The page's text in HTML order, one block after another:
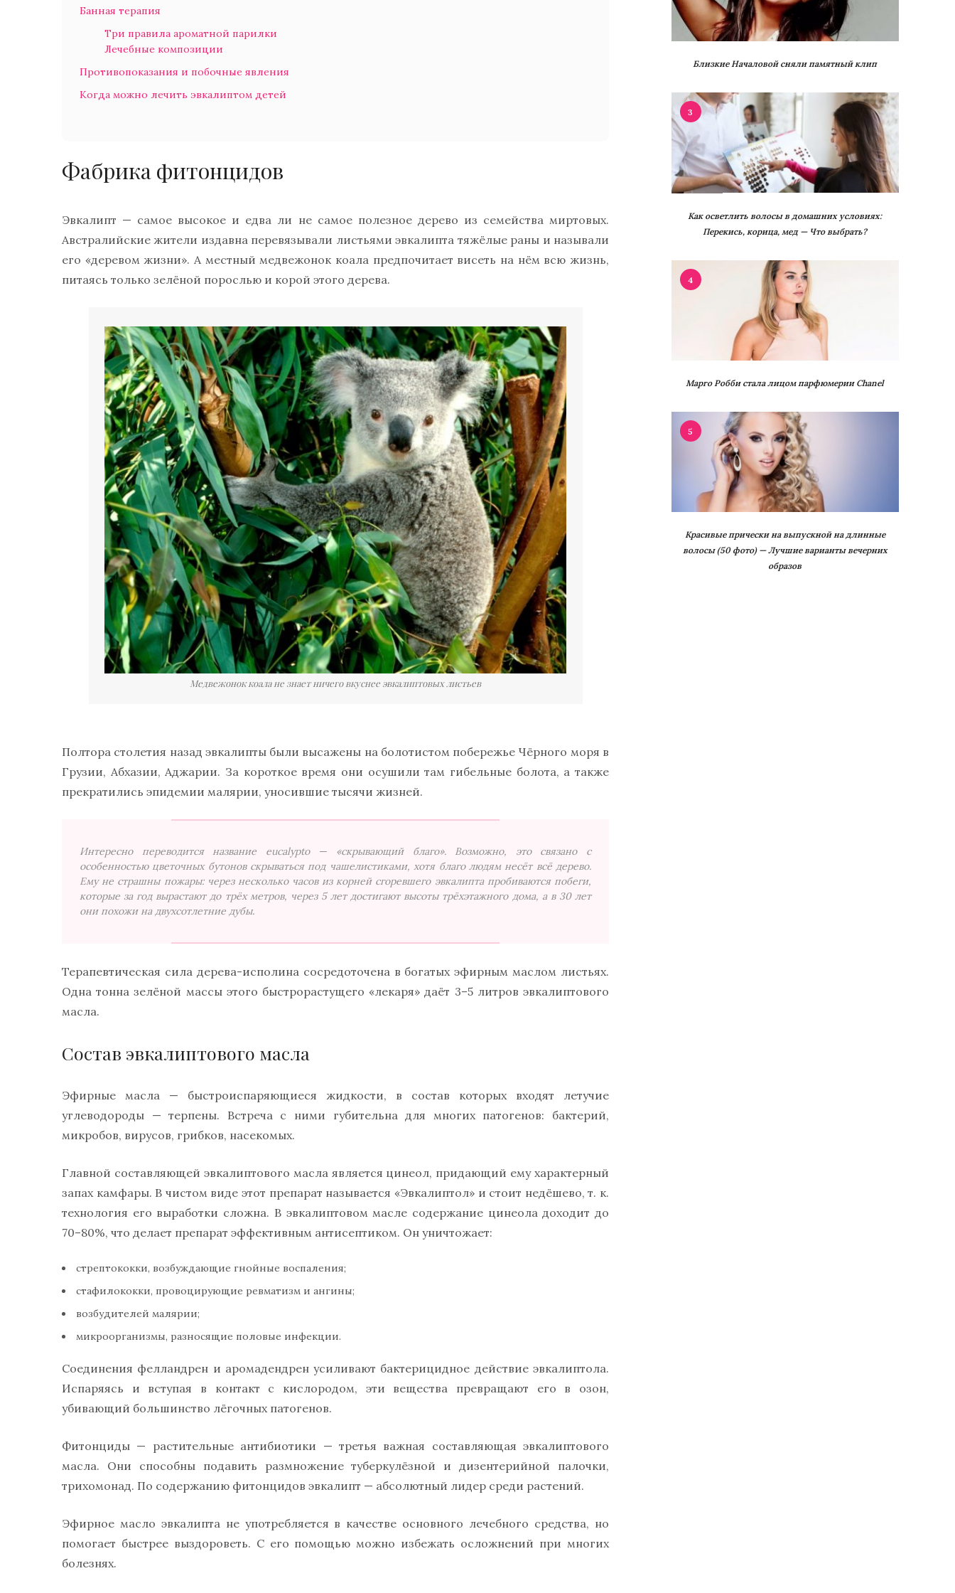
Банная терапия
Три правила ароматной парилки
Лечебные композиции
Противопоказания и побочные явления
Когда можно лечить эвкалиптом детей
Фабрика фитонцидов
Эвкалипт — самое высокое и едва ли не самое полезное дерево из семейства миртовых.
Австралийские жители издавна перевязывали листьями эвкалипта тяжёлые раны и называли
его «деревом жизни». А местный медвежонок коала предпочитает висеть на нём всю жизнь,
питаясь только зелёной порослью и корой этого дерева.
Медвежонок коала не знает ничего вкуснее эвкалиптовых листьев
Полтора столетия назад эвкалипты были высажены на болотистом побережье Чёрного моря в
Грузии, Абхазии, Аджарии. За короткое время они осушили там гибельные болота, а также
прекратились эпидемии малярии, уносившие тысячи жизней.
Интересно переводится название eucalypto — «скрывающий благо». Возможно, это связано с
особенностью цветочных бутонов скрываться под чашелистиками, хотя благо людям несёт всё дерево.
Ему не страшны пожары: через несколько часов из корней сгоревшего эвкалипта пробиваются побеги,
которые за год вырастают до трёх метров, через 5 лет достигают высоты трёхэтажного дома, а в 30 лет
они похожи на двухсотлетние дубы.
Терапевтическая сила дерева-исполина сосредоточена в богатых эфирным маслом листьях.
Одна тонна зелёной массы этого быстрорастущего «лекаря» даёт 3–5 литров эвкалиптового
масла.
Состав эвкалиптового масла
Эфирные масла — быстроиспаряющиеся жидкости, в состав которых входят летучие
углеводороды — терпены. Встреча с ними губительна для многих патогенов: бактерий,
микробов, вирусов, грибков, насекомых.
Главной составляющей эвкалиптового масла является цинеол, придающий ему характерный
запах камфары. В чистом виде этот препарат называется «Эвкалиптол» и стоит недёшево, т. к.
технология его выработки сложна. В эвкалиптовом масле содержание цинеола доходит до
70–80%, что делает препарат эффективным антисептиком. Он уничтожает:
стрептококки, возбуждающие гнойные воспаления;
стафилококки, провоцирующие ревматизм и ангины;
возбудителей малярии;
микроорганизмы, разносящие половые инфекции.
Соединения фелландрен и аромадендрен усиливают бактерицидное действие эвкалиптола.
Испаряясь и вступая в контакт с кислородом, эти вещества превращают его в озон,
убивающий большинство лёгочных патогенов.
Фитонциды — растительные антибиотики — третья важная составляющая эвкалиптового
масла. Они способны подавить размножение туберкулёзной и дизентерийной палочки,
трихомонад. По содержанию фитонцидов эвкалипт — абсолютный лидер среди растений.
Эфирное масло эвкалипта не употребляется в качестве основного лечебного средства, но
помогает быстрее выздороветь. С его помощью можно избежать осложнений при многих
болезнях.
Близкие Началовой сняли памятный клип
3
Как осветлить волосы в домашних условиях:
Перекись, корица, мед — Что выбрать?
4
Марго Робби стала лицом парфюмерии Chanel
5
Красивые прически на выпускной на длинные
волосы (50 фото) — Лучшие варианты вечерних
образов